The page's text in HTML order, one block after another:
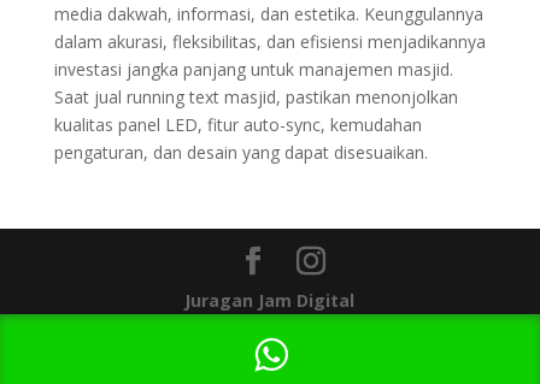
media dakwah, informasi, dan estetika. Keunggulannya
dalam akurasi, fleksibilitas, dan efisiensi menjadikannya
investasi jangka panjang untuk manajemen masjid.
Saat jual running text masjid, pastikan menonjolkan
kualitas panel LED, fitur auto-sync, kemudahan
pengaturan, dan desain yang dapat disesuaikan.
Juragan Jam Digital